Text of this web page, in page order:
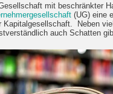
mit beschränkter
(UG) eine
Kapitalgesellschaft. Neben
auch Schatten